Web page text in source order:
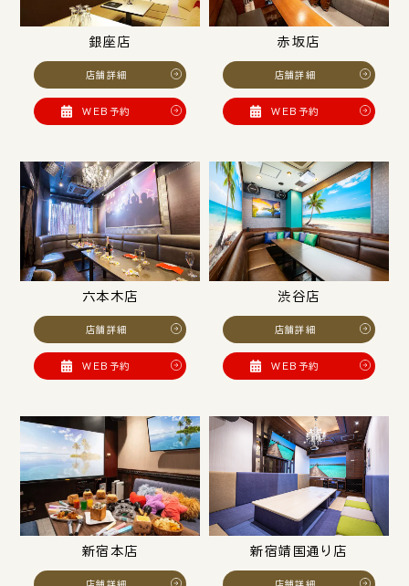
銀座店
店舗詳細
WEB予約
赤坂店
店舗詳細
WEB予約
六本木店
店舗詳細
WEB予約
渋谷店
店舗詳細
WEB予約
新宿本店
店舗詳細
新宿靖国通り店
店舗詳細